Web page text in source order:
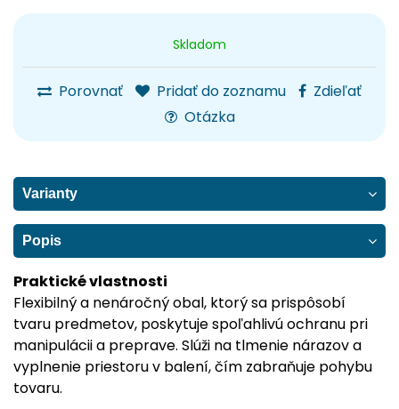
Skladom
Porovnať Pridať do zoznamu
Zdieľať
Otázka
Varianty
Popis
Praktické vlastnosti
Flexibilný a nenáročný obal, ktorý sa prispôsobí
tvaru predmetov, poskytuje spoľahlivú ochranu pri
manipulácii a preprave. Slúži na tlmenie nárazov a
vyplnenie priestoru v balení, čím zabraňuje pohybu
tovaru.